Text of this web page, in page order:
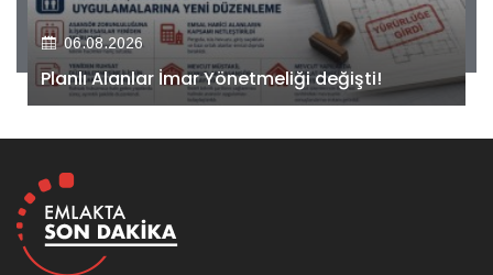
06.08.2026
Kiler GYO’dan Pendik Dolayoba projesiyle ilgili
önemli adım!